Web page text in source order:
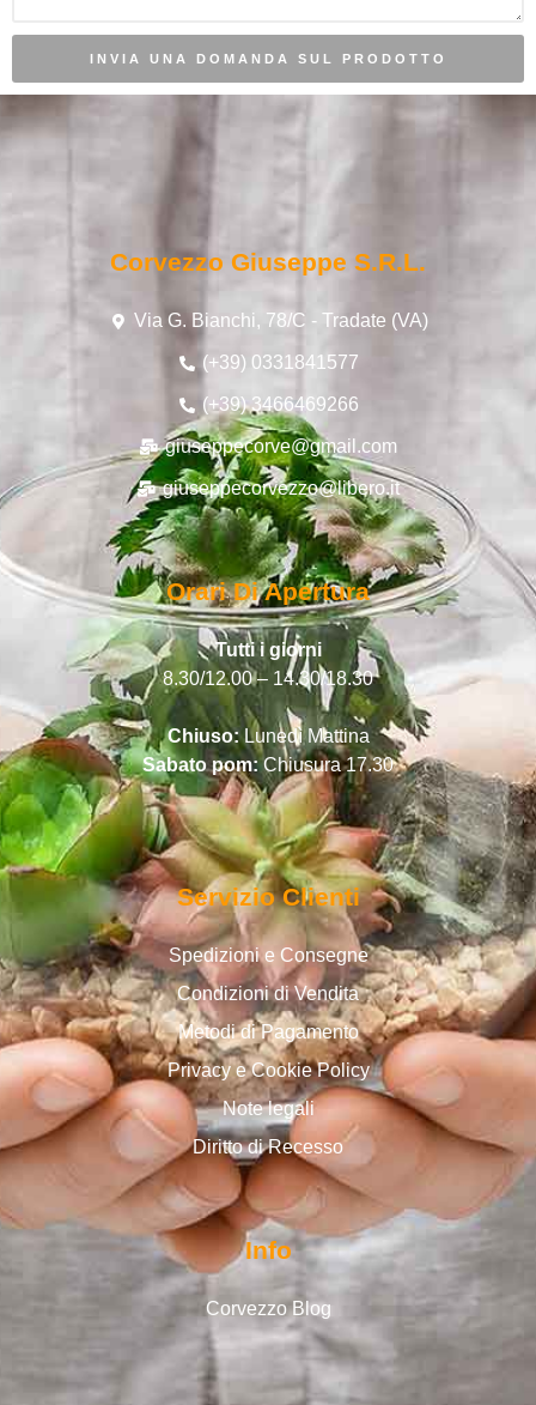
INVIA UNA DOMANDA SUL PRODOTTO
Corvezzo Giuseppe S.r.l.
Via G. Bianchi, 78/C - Tradate (VA)
(+39) 0331841577
(+39) 3466469266
giuseppecorve@gmail.com
giuseppecorvezzo@libero.it
Orari Di Apertura
Tutti i giorni
8.30/12.00 – 14.30/18.30
Chiuso:Lunedì Mattina
Sabato pom:Chiusura 17.30
Servizio Clienti
Spedizioni e Consegne
Condizioni di Vendita
Metodi di Pagamento
Privacy e Cookie Policy
Note legali
Diritto di Recesso
Info
Corvezzo Blog